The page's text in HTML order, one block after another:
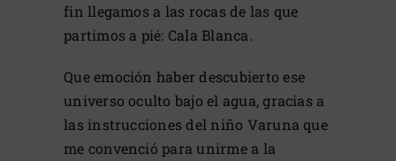
fin llegamos a las rocas de las que
partimos a pié: Cala Blanca.
Que emoción haber descubierto ese
universo oculto bajo el agua, gracias a
las instrucciones del niño Varuna que
me convenció para unirme a la